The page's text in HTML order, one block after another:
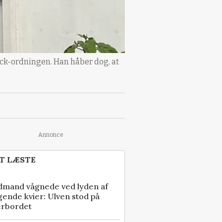
ordningen. Han håber dog, at
Annonce
LÆSTE
vågnede ved lyden af
kvier: Ulven stod på